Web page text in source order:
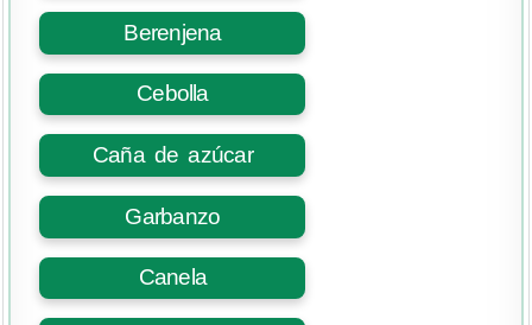
Berenjena
Cebolla
Caña de azúcar
Garbanzo
Canela